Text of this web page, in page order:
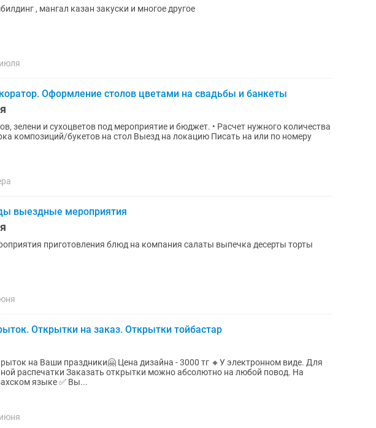
, мангал казан закуски и многое другое
Оформление столов цветами на свадьбы и банкеты
и сухоцветов под мероприятие и бюджет. • Расчет нужного количества
стеблей • Сборка композиций/букетов на стол Выезд на локацию Писать на или по номеру
выездные мероприятия
приготовления блюд на компания салаты выпечка десерты торты
Открытки на заказ. Открытки тойбастар
на Ваши праздники🤗 Цена дизайна - 3000 тг 🔸У электронном виде. Для
можно абсолютно на любой повод. На
языке ✅ Вы...